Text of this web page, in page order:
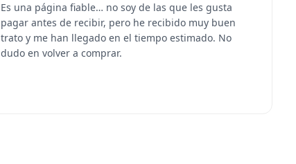
Es una página fiable… no soy de las que les gusta
pagar antes de recibir, pero he recibido muy buen
trato y me han llegado en el tiempo estimado. No
dudo en volver a comprar.